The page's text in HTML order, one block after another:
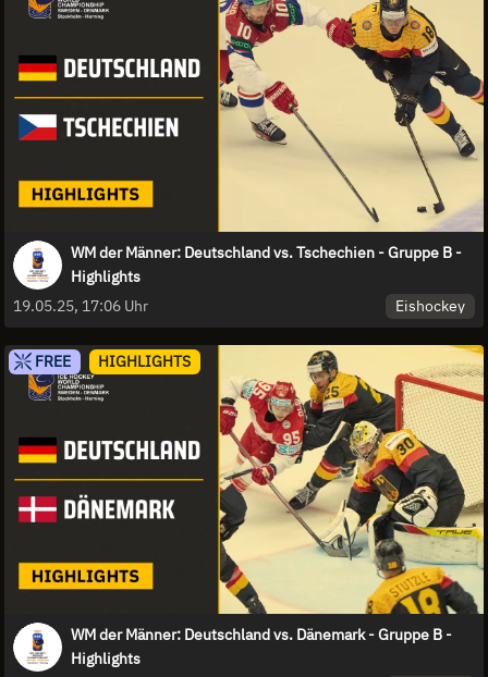
WM der Männer: Deutschland vs. Tschechien - Gruppe B -
Highlights
19.05.25, 17:06 Uhr
Eishockey
FREE HIGHLIGHTS
WM der Männer: Deutschland vs. Dänemark - Gruppe B -
Highlights